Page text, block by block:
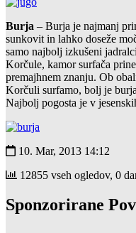
Burja – Burja je najmanj
sunkovit in lahko doseže
samo najbolj izkušeni
Korčule, kamor surfača
premajhnem znanju. Ob
Korčuli surfamo, bolj je
Najbolj pogosta je v
10. Mar, 2013 14:12
12855 vseh ogledov, 0
Sponzorirane